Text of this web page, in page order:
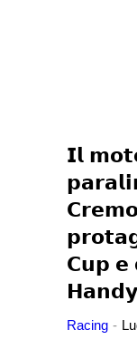
𝗜𝗹
𝗖𝘂𝗽 𝗲
Racing